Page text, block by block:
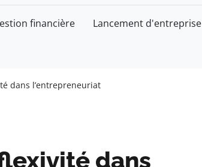
financière Lancement d'entreprise
dans l’entrepreneuriat
dans